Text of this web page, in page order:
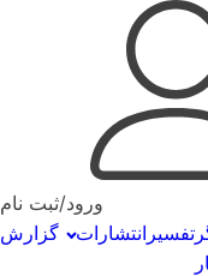
ورود/ثبت نام
گزارش
انتشارات تفسیر